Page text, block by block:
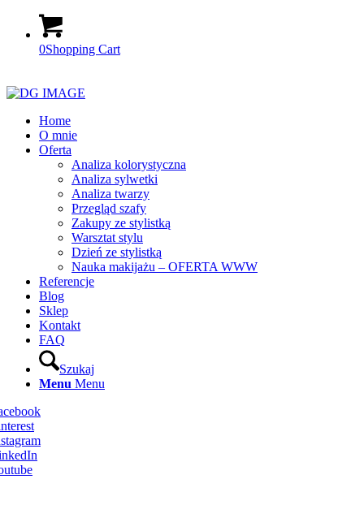
0Shopping Cart
Home
O mnie
Oferta
Analiza kolorystyczna
Analiza sylwetki
Analiza twarzy
Przegląd szafy
Zakupy ze stylistką
Warsztat stylu
Dzień ze stylistką
Nauka makijażu – OFERTA WWW
Referencje
Blog
Sklep
Kontakt
FAQ
Szukaj
Menu Menu